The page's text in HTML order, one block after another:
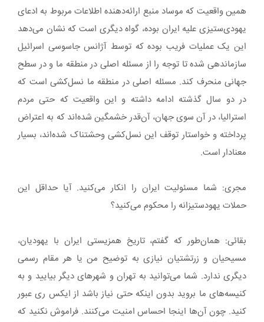
همین واقعیت که موساد منبع ارائه‌دهنده اطلاعات مربوط به ادعای
یهودی‌ستیزی علیه ایران بوده، گواه دیگری است که نشان می‌دهد
این یک عملیات فریب بوده که توسط آژانس جاسوسی اسرائیل
سازماندهی شده تا توجه را از مسئله اصلی در منطقه ما و در سطح
جهانی منحرف کند. مسئله اصلی در منطقه ما نسل‌کشی است که
در دو سال گذشته ادامه داشته و این واقعیت که حتی مردم
استرالیا، در آن سوی جهان، آن‌قدر خشمگین شده‌اند که به اعتراض
پرداخته و خواستار توقف این نسل‌کشی وحشتناک شده‌اند، بسیار
معنادار است.
مجری: شما مسئولیت ایران را انکار می‌کنید. آیا حداقل این
حملات یهودستیزانه را محکوم می‌کنید؟
بقائی: همان‌طور که گفتم، تاریخ همزیستی ایران با یهودیان،
مسیحیان و زرتشتیان نیازی به توضیح من یا هر مقام رسمی
دیگری ندارد. شما می‌توانید به تهران و شهرهای دیگر بیایید و به
کنیسه‌های ما بروید بدون اینکه حتی نیاز باشد از ایکس ری عبور
کنید. چون آن‌ها اینجا احساس امنیت می‌کنند. فراموش نکنید که